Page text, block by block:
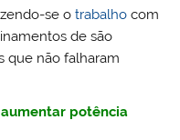
se otrabalho com
de são
que não falharam
potência